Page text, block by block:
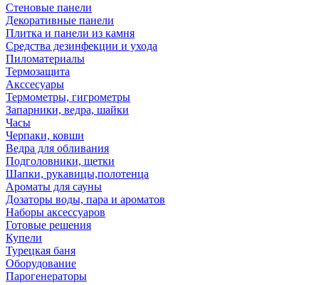
Стеновые панели
Декоративные панели
Плитка и панели из камня
Средства дезинфекции и ухода
Пиломатериалы
Термозащита
Аксcесуары
Термометры, гигрометры
Запарники, ведра, шайки
Часы
Черпаки, ковши
Ведра для обливания
Подголовники, щетки
Шапки, рукавицы,полотенца
Ароматы для сауны
Дозаторы воды, пара и ароматов
Наборы аксессуаров
Готовые решения
Купели
Турецкая баня
Оборудование
Парогенераторы